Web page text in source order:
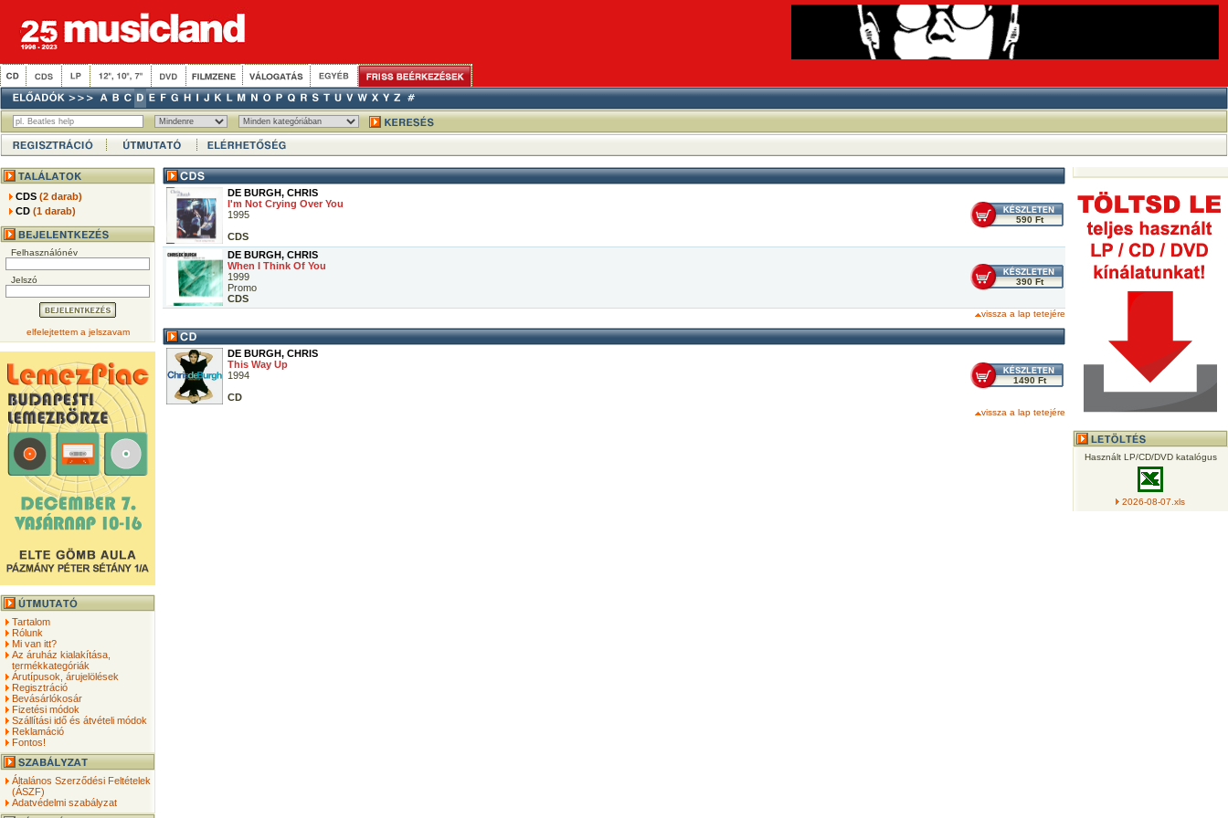
CDS(2 darab)
CD(1 darab)
Felhasználónév
Jelszó
elfelejtettem a jelszavam
Tartalom
Rólunk
Mi van itt?
Az áruház kialakítása,
termékkategóriák
Árutípusok, árujelölések
Regisztráció
Bevásárlókosár
Fizetési módok
Szállítási idő és átvételi módok
Reklamáció
Fontos!
Általános Szerződési Feltételek
(ÁSZF)
Adatvédelmi szabályzat
DE BURGH, CHRIS
I'm Not Crying Over You
1995
CDS
590 Ft
DE BURGH, CHRIS
When I Think Of You
1999
Promo
CDS
390 Ft
vissza a lap tetejére
DE BURGH, CHRIS
This Way Up
1994
CD
1490 Ft
vissza a lap tetejére
Használt LP/CD/DVD katalógus
2026-08-07.xls